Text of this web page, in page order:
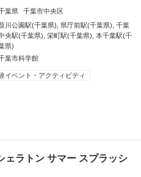
葉県
千葉市中央区
川公園駅(千葉県)
県庁前駅(千葉県) ,千葉
央駅(千葉県) ,栄町駅(千葉県) ,本千葉駅(千
県)
葉市科学館
イベント・アクティビティ
ラトン サマー スプラッシ